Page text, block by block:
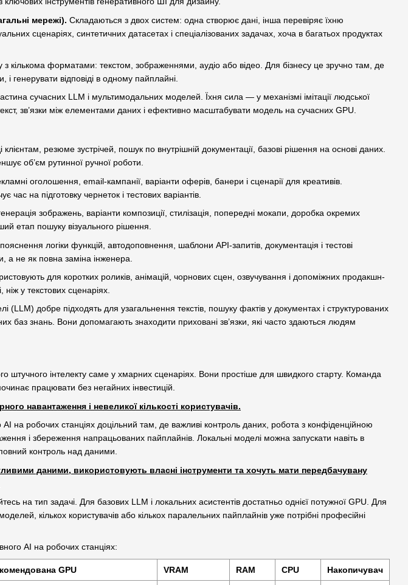
мережі). Складаються з двох систем: одна створює дані, інша перевіряє їхню
сценаріях, синтетичних датасетах і спеціалізованих задачах, хоча в багатьох продуктах
кількома форматами: текстом, зображеннями, аудіо або відео. Для бізнесу це зручно там, де
і генерувати відповіді в одному пайплайні.
сучасних LLM і мультимодальних моделей. Їхня сила — у механізмі імітації людської
зв’язки між елементами даних і ефективно масштабувати модель на сучасних GPU.
клієнтам, резюме зустрічей, пошук по внутрішній документації, базові рішення на основі даних.
об’єм рутинної ручної роботи.
оголошення, email-кампанії, варіанти оферів, банери і сценарії для креативів.
на підготовку чернеток і тестових варіантів.
зображень, варіанти композиції, стилізація, попередні мокапи, доробка окремих
етап пошуку візуального рішення.
пояснення логіки функцій, автодоповнення, шаблони API-запитів, документація і тестові
а не як повна заміна інженера.
для коротких роликів, анімацій, чорнових сцен, озвучування і допоміжних продакшн-
у текстових сценаріях.
(LLM) добре підходять для узагальнення текстів, пошуку фактів у документах і структурованих
баз знань. Вони допомагають знаходити приховані зв’язки, які часто здаються людям
штучного інтелекту саме у хмарних сценаріях. Вони простіше для швидкого старту. Команда
працювати без негайних інвестицій.
навантаження і невеликої кількості користувачів.
AI на робочих станціях доцільний там, де важливі контроль даних, робота з конфіденційною
і збереження напрацьованих пайплайнів. Локальні моделі можна запускати навіть в
контроль над даними.
даними, використовують власні інструменти та хочуть мати передбачувану
на тип задачі. Для базових LLM і локальних асистентів достатньо однієї потужної GPU. Для
кількох користувачів або кількох паралельних пайплайнів уже потрібні професійні
AI на робочих станціях:
GPU VRAM RAM CPU Накопичувач